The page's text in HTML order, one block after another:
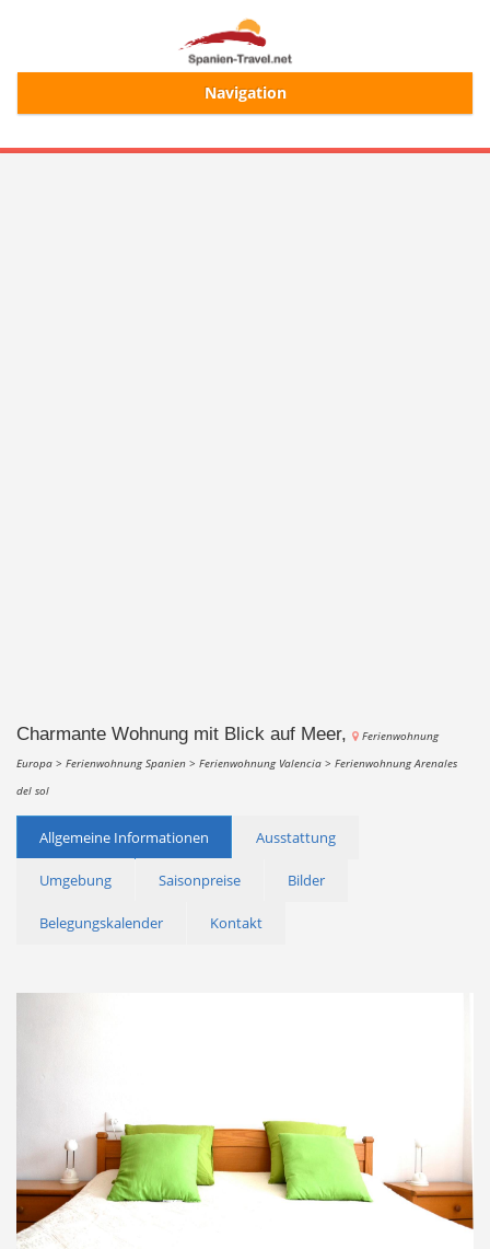
Navigation
Start
Charmante Wohnung mit Blick auf Meer,
Ferienwohnung
Europa > Ferienwohnung Spanien > Ferienwohnung Valencia > Ferienwohnung Arenales
del sol
Allgemeine Informationen Ausstattung
Umgebung Saisonpreise Bilder
Belegungskalender Kontakt